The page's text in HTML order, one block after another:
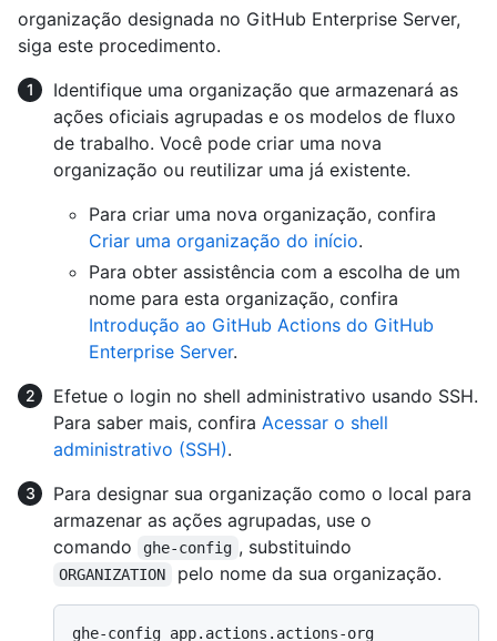
organização designada no GitHub Enterprise Server,
siga este procedimento.
Identifique uma organização que armazenará as
ações oficiais agrupadas e os modelos de fluxo
de trabalho. Você pode criar uma nova
organização ou reutilizar uma já existente.
Para criar uma nova organização, confira
Criar uma organização do início.
Para obter assistência com a escolha de um
nome para esta organização, confira
Introdução ao GitHub Actions do GitHub
Enterprise Server.
Efetue o login no shell administrativo usando SSH.
Para saber mais, confira Acessar o shell
administrativo (SSH).
Para designar sua organização como o local para
armazenar as ações agrupadas, use o
comando
ghe-config , substituindo
ORGANIZATION pelo nome da sua organização.
ghe-config app.actions.actions-org